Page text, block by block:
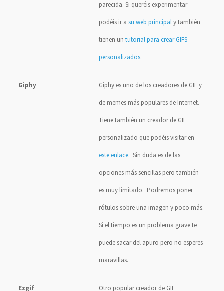
parecida. Si queréis experimentar
podéis ir a su web principaly también
tienen un tutorial para crear GIFS
personalizados.
Giphy Giphy es uno de los creadores de GIF y
de memes más populares de Internet.
Tiene también un creador de GIF
personalizado que podéis visitar en
este enlace. Sin duda es de las
opciones más sencillas pero también
es muy limitado. Podremos poner
rótulos sobre una imagen y poco más.
Si el tiempo es un problema grave te
puede sacar del apuro pero no esperes
maravillas.
Ezgif Otro popular creador de GIF